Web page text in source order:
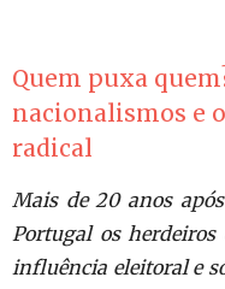
Quem puxa
nacionalismos e
radical
Mais de 20 anos
Portugal os
influência eleitoral e